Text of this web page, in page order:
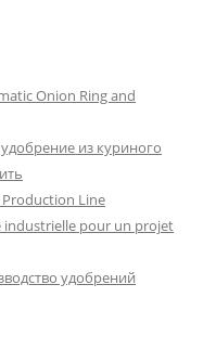
Onion Ring and
из куриного
Line
industrielle pour un projet
удобрений